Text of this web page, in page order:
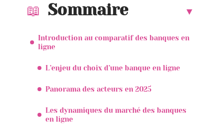
Sommaire
Introduction au comparatif des banques en
ligne
L’enjeu du choix d’une banque en ligne
Panorama des acteurs en 2025
Les dynamiques du marché des banques
en ligne